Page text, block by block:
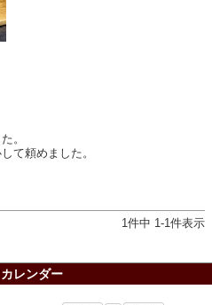
。
て頼めました。
1件中 1-1件表示
レンダー